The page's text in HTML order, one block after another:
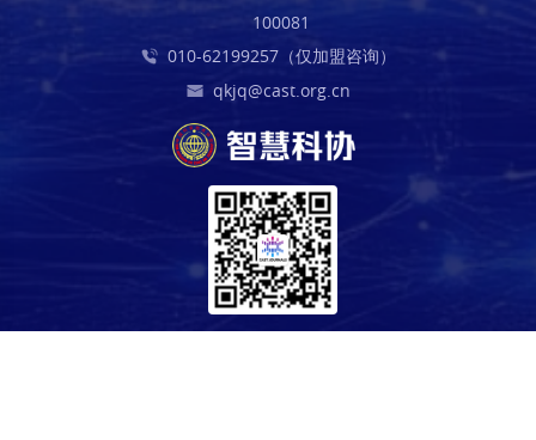
100081
010-62199257（仅加盟咨询）
qkjq@cast.org.cn